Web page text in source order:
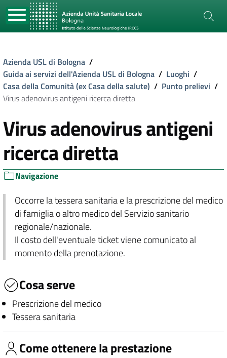
Azienda USL di Bologna /
Guida ai servizi dell'Azienda USL di Bologna / Luoghi /
Casa della Comunità (ex Casa della salute) / Punto prelievi /
Virus adenovirus antigeni ricerca diretta
Virus adenovirus antigeni
ricerca diretta
Navigazione
Occorre la tessera sanitaria e la prescrizione del medico
di famiglia o altro medico del Servizio sanitario
regionale/nazionale.
Il costo dell'eventuale ticket viene comunicato al
momento della prenotazione.
Cosa serve
Prescrizione del medico
Tessera sanitaria
Come ottenere la prestazione